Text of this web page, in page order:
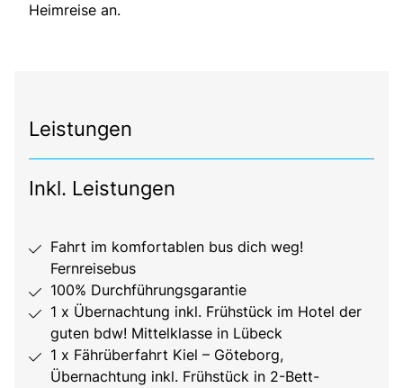
Heimreise an.
Leistungen
Inkl. Leistungen
Fahrt im komfortablen bus dich weg!
Fernreisebus
100% Durchführungsgarantie
1 x Übernachtung inkl. Frühstück im Hotel der
guten bdw! Mittelklasse in Lübeck
1 x Fährüberfahrt Kiel – Göteborg,
Übernachtung inkl. Frühstück in 2-Bett-